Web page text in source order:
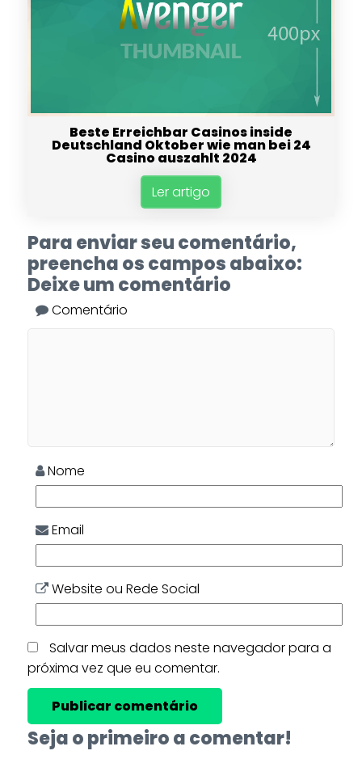
Beste Erreichbar Casinos inside
Deutschland Oktober wie man bei 24
Casino auszahlt 2024
Ler artigo
Para enviar seu comentário,
preencha os campos abaixo:
Deixe um comentário
Comentário
Nome
Email
Website ou Rede Social
Salvar meus dados neste navegador para a
próxima vez que eu comentar.
Seja o primeiro a comentar!